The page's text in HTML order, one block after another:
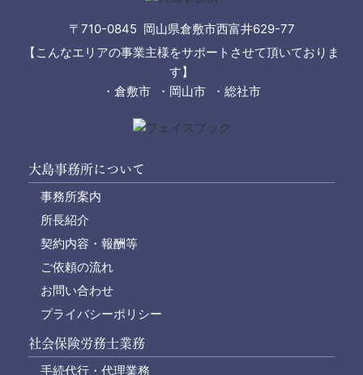
〒710-0845 岡山県倉敷市西富井629-77
【こんなエリアの事業主様をサポートさせて頂いておりま
す】
・倉敷市 ・岡山市 ・総社市
大島事務所について
事務所案内
所長紹介
契約内容・報酬等
ご依頼の流れ
お問い合わせ
プライバシーポリシー
社会保険労務士業務
手続代行・代理業務